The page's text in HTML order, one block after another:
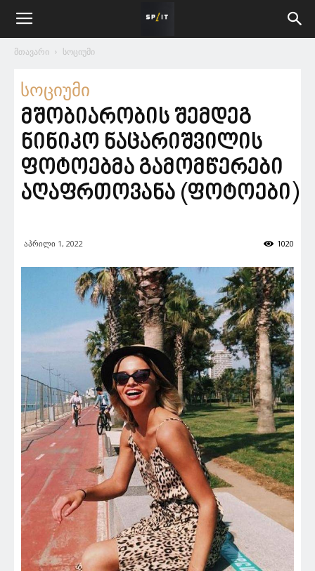
მთავარი სოციუმი
სოციუმი
მშობიარობის შემდეგ
ნინიკო ნაცარიშვილის
ფოტოებმა გამომწერები
აღაფრთოვანა (ფოტოები)
აპრილი 1, 2022 1020